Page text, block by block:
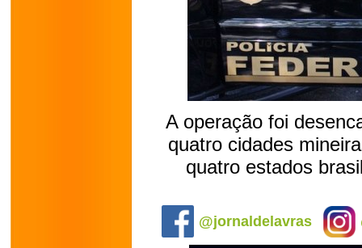
A operação foi
quatro cidades
quatro estados
@jornaldelavras